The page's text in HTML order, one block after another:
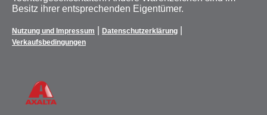
Besitz ihrer entsprechenden Eigentümer.
Nutzung und Impressum Datenschutzerklärung
Verkaufsbedingungen